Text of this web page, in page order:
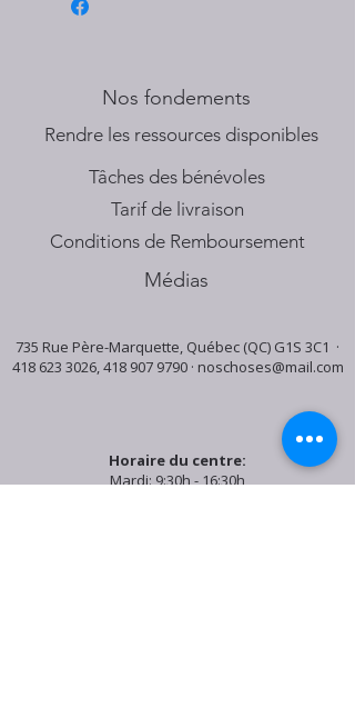
Nos fondements
​Rendre les ressources disponibles
Tâches des bénévoles
Tarif de livraison
Conditions de Remboursement
Médias
735 Rue Père-Marquette, Québec (QC) G1S 3C1 ·
418 623 3026,418 907 9790· noschoses@mail.com
Horaire du centre:
Mardi: 9:30h - 16:30h